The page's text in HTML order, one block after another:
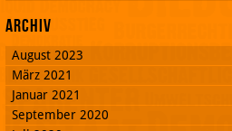
Archiv
August 2023
März 2021
Januar 2021
September 2020